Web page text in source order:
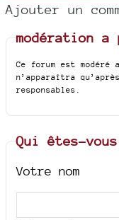
Ajouter un
modération
Ce forum est
n’apparaîtra
responsables.
Qui êtes-
Votre nom